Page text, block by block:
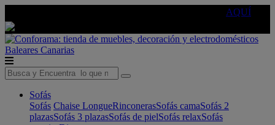
AQUÍ
Baleares Canarias
Sofás
Sofás Chaise LongueRinconerasSofás camaSofás 2
plazasSofás 3 plazasSofás de pielSofás relaxSofás